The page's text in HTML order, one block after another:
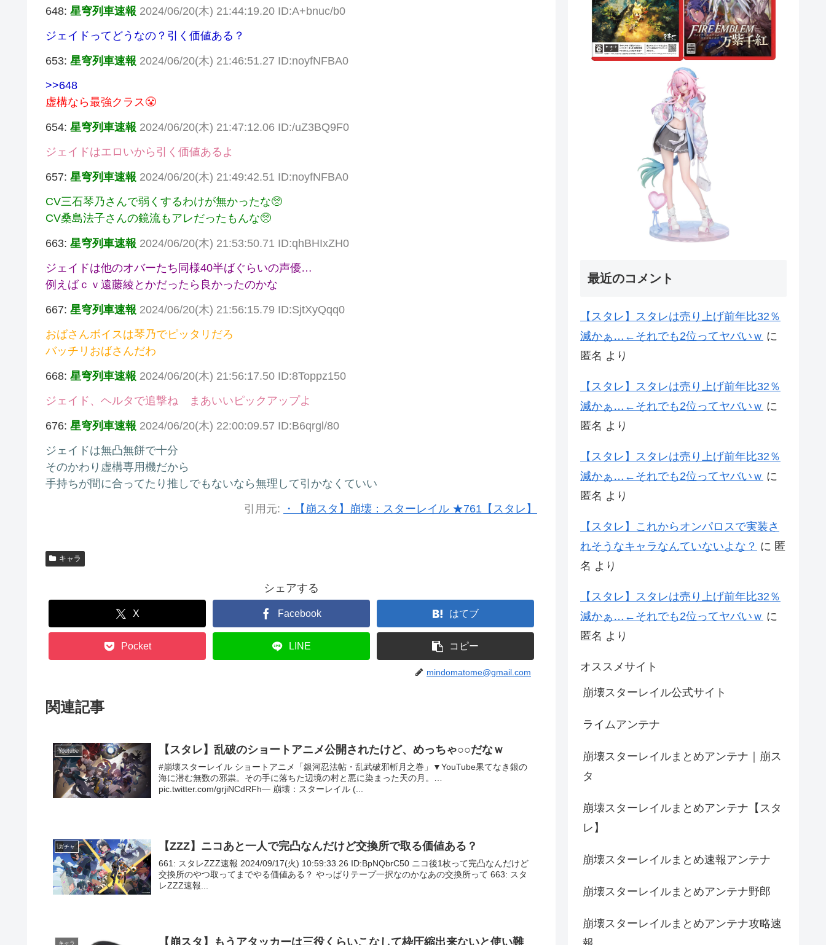
648: 星穹列車速報 2024/06/20(木) 21:44:19.20 ID:A+bnuc/b0
ジェイドってどうなの？引く価値ある？
653: 星穹列車速報 2024/06/20(木) 21:46:51.27 ID:noyfNFBA0
>>648
虚構なら最強クラス😤
654: 星穹列車速報 2024/06/20(木) 21:47:12.06 ID:/uZ3BQ9F0
ジェイドはエロいから引く価値あるよ
657: 星穹列車速報 2024/06/20(木) 21:49:42.51 ID:noyfNFBA0
CV三石琴乃さんで弱くするわけが無かったな🥺
CV桑島法子さんの鏡流もアレだったもんな🥺
663: 星穹列車速報 2024/06/20(木) 21:53:50.71 ID:qhBHIxZH0
ジェイドは他のオバーたち同様40半ばぐらいの声優…
例えばｃｖ遠藤綾とかだったら良かったのかな
667: 星穹列車速報 2024/06/20(木) 21:56:15.79 ID:SjtXyQqq0
おばさんボイスは琴乃でピッタリだろ
バッチリおばさんだわ
668: 星穹列車速報 2024/06/20(木) 21:56:17.50 ID:8Toppz150
ジェイド、ヘルタで追撃ね まあいいピックアップよ
676: 星穹列車速報 2024/06/20(木) 22:00:09.57 ID:B6qrgl/80
ジェイドは無凸無餅で十分
そのかわり虚構専用機だから
手持ちが間に合ってたり推しでもないなら無理して引かなくていい
引用元: ・【崩スタ】崩壊：スターレイル ★761【スタレ】
キャラ
シェアする
X Facebook はてブ
Pocket LINE コピー
mindomatome@gmail.com
関連記事
Youtube 【スタレ】乱破のショートアニメ公開されたけど、めっちゃ○○だなｗ
#崩壊スターレイル ショートアニメ「銀河忍法帖・乱武破邪斬月之巻」▼YouTube果てなき銀の
海に潜む無数の邪祟。その手に落ちた辺境の村と悪に染まった天の月。…
pic.twitter.com/grjiNCdRFh— 崩壊：スターレイル (...
ガチャ 【ZZZ】ニコあと一人で完凸なんだけど交換所で取る価値ある？
661: スタレZZZ速報 2024/09/17(火) 10:59:33.26 ID:BpNQbrC50 ニコ後1枚って完凸なんだけど
交換所のやつ取ってまでやる価値ある？ やっぱりテープ一択なのかなあの交換所って 663: スタ
レZZZ速報...
キャラ 【崩スタ】もうアタッカーは三役くらいこなして枠圧縮出来ないと使い難
最近のコメント
【スタレ】スタレは売り上げ前年比32％
減かぁ…←それでも2位ってヤバいｗ に
匿名 より
【スタレ】スタレは売り上げ前年比32％
減かぁ…←それでも2位ってヤバいｗ に
匿名 より
【スタレ】スタレは売り上げ前年比32％
減かぁ…←それでも2位ってヤバいｗ に
匿名 より
【スタレ】これからオンパロスで実装さ
れそうなキャラなんていないよな？ に 匿
名 より
【スタレ】スタレは売り上げ前年比32％
減かぁ…←それでも2位ってヤバいｗ に
匿名 より
オススメサイト
崩壊スターレイル公式サイト
ライムアンテナ
崩壊スターレイルまとめアンテナ｜崩ス
タ
崩壊スターレイルまとめアンテナ【スタ
レ】
崩壊スターレイルまとめ速報アンテナ
崩壊スターレイルまとめアンテナ野郎
崩壊スターレイルまとめアンテナ攻略速